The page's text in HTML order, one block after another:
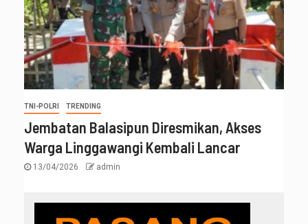
TNI-POLRI TRENDING
Jembatan Balasipun Diresmikan, Akses
Warga Linggawangi Kembali Lancar
13/04/2026 admin